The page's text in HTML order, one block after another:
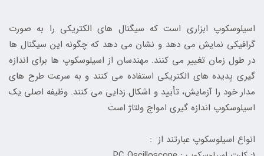
اسیلوسکوپ ابزاری است که سیگنال های الکتریکی را به صورت
گرافیکی نمایش می دهد و نشان می دهد که چگونه این سیگنال ها
در طول زمان تغییر می کنند. مهندسان از اسیلوسکوپ ها برای اندازه
گیری پدیده های الکتریکی استفاده می کنند و به سرعت طرح های
مدار خود را آزمایش، تأیید و اشکال زدایی می کنند. وظیفه اصلی یک
اسیلوسکوپ اندازه گیری امواج ولتاژ است
انواع اسیلوسکوپ عبارتند از :